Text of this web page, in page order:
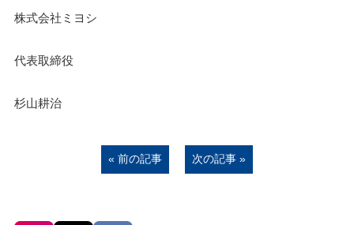
株式会社ミヨシ
代表取締役
杉山耕治
« 前の記事 次の記事 »